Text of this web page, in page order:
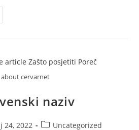
about cervarnet
naziv
24, 2022 Uncategorized